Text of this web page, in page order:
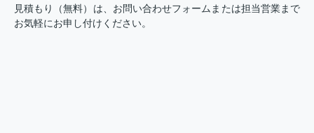
見積もり（無料）は、お問い合わせフォームまたは担当営業まで
お気軽にお申し付けください。